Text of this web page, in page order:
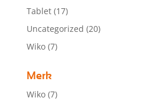
Tablet (17)
Uncategorized (20)
Wiko (7)
Merk
Wiko (7)